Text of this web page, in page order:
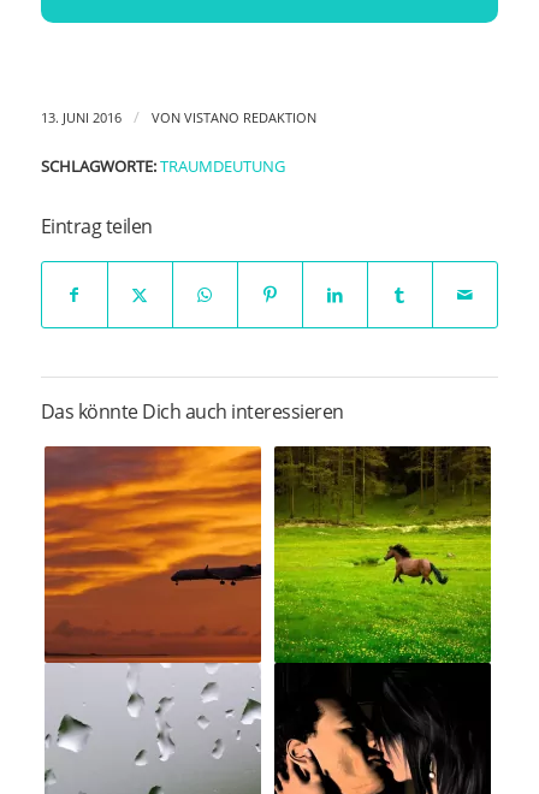
13. JUNI 2016 / VON VISTANO REDAKTION
SCHLAGWORTE: TRAUMDEUTUNG
Eintrag teilen
Das könnte Dich auch interessieren